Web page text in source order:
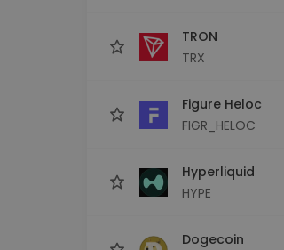
TRON
TRX
Figure Heloc
FIGR_HELOC
Hyperliquid
HYPE
Dogecoin